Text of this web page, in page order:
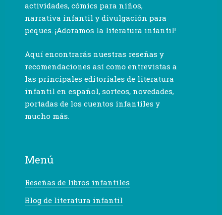
actividades, cómics para niños,
narrativa infantil y divulgación para
peques. ¡Adoramos la literatura infantil!
Aquí encontrarás nuestras reseñas y
recomendaciones así como entrevistas a
las principales editoriales de literatura
infantil en español, sorteos, novedades,
portadas de los cuentos infantiles y
mucho más.
Menú
Reseñas de libros infantiles
Blog de literatura infantil